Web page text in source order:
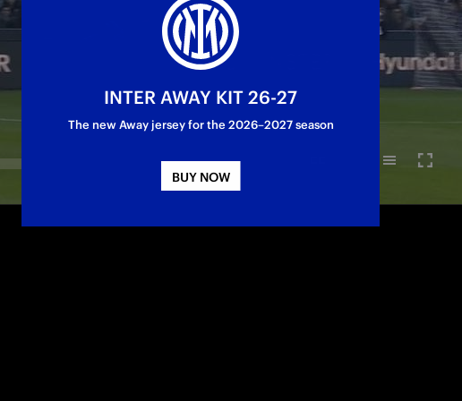
INTER AWAY KIT 26-27
The new Away jersey for the 2026–2027 season
BUY NOW